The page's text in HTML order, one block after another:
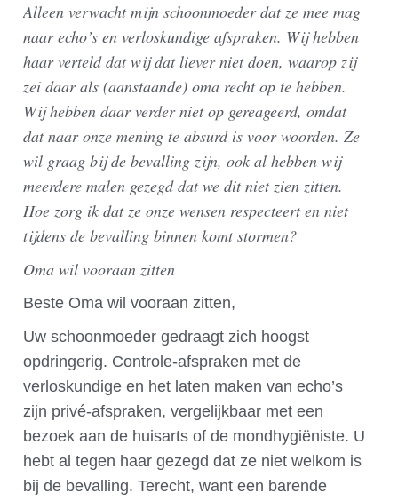
Alleen verwacht mijn schoonmoeder dat ze mee mag
naar echo’s en verloskundige afspraken. Wij hebben
haar verteld dat wij dat liever niet doen, waarop zij
zei daar als (aanstaande) oma recht op te hebben.
Wij hebben daar verder niet op gereageerd, omdat
dat naar onze mening te absurd is voor woorden. Ze
wil graag bij de bevalling zijn, ook al hebben wij
meerdere malen gezegd dat we dit niet zien zitten.
Hoe zorg ik dat ze onze wensen respecteert en niet
tijdens de bevalling binnen komt stormen?
Oma wil vooraan zitten
Beste Oma wil vooraan zitten,
Uw schoonmoeder gedraagt zich hoogst
opdringerig. Controle-afspraken met de
verloskundige en het laten maken van echo’s
zijn privé-afspraken, vergelijkbaar met een
bezoek aan de huisarts of de mondhygiëniste. U
hebt al tegen haar gezegd dat ze niet welkom is
bij de bevalling. Terecht, want een barende